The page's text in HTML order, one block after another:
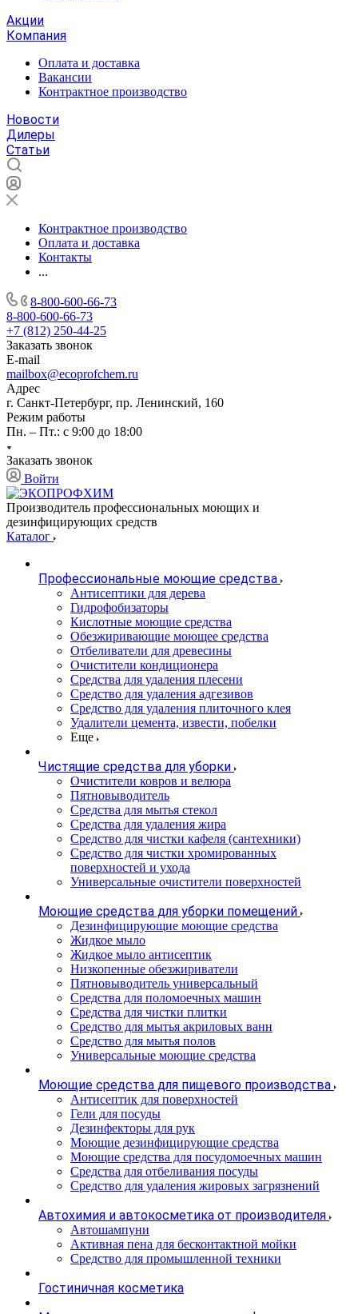
Акции
Компания
Оплата и доставка
Вакансии
Контрактное производство
Новости
Дилеры
Статьи
Контрактное производство
Оплата и доставка
Контакты
...
8-800-600-66-73
8-800-600-66-73
+7 (812) 250-44-25
Заказать звонок
E-mail
mailbox@ecoprofchem.ru
Адрес
г. Санкт-Петербург, пр. Ленинский, 160
Режим работы
Пн. – Пт.: с 9:00 до 18:00
Заказать звонок
Войти
Производитель профессиональных моющих и
дезинфицирующих средств
Каталог
Профессиональные моющие средства
Антисептики для дерева
Гидрофобизаторы
Кислотные моющие средства
Обезжиривающие моющее средства
Отбеливатели для древесины
Очистители кондиционера
Средства для удаления плесени
Средство для удаления адгезивов
Средство для удаления плиточного клея
Удалители цемента, извести, побелки
Еще
Чистящие средства для уборки
Очистители ковров и велюра
Пятновыводитель
Средства для мытья стекол
Средства для удаления жира
Средство для чистки кафеля (сантехники)
Средство для чистки хромированных
поверхностей и ухода
Универсальные очистители поверхностей
Моющие средства для уборки помещений
Дезинфицирующие моющие средства
Жидкое мыло
Жидкое мыло антисептик
Низкопенные обезжириватели
Пятновыводитель универсальный
Средства для поломоечных машин
Средства для чистки плитки
Средство для мытья акриловых ванн
Средство для мытья полов
Универсальные моющие средства
Моющие средства для пищевого производства
Антисептик для поверхностей
Гели для посуды
Дезинфекторы для рук
Моющие дезинфицирующие средства
Моющие средства для посудомоечных машин
Средства для отбеливания посуды
Средство для удаления жировых загрязнений
Автохимия и автокосметика от производителя
Автошампуни
Активная пена для бесконтактной мойки
Средство для промышленной техники
Гостиничная косметика